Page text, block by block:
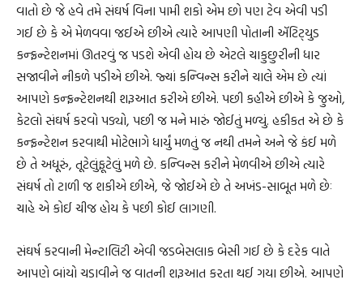
વાતો છે જે હવે તમે સંઘર્ષ વિના પામી શકો એમ છો પણ ટેવ એવી પડી
ગઈ છે કે એ મેળવવા જઈએ છીએ ત્યારે આપણી પોતાની ઍટિટ્‌યુડ
કન્ફ્રન્ટેશનમાં ઊતરવું જ પડશે એવી હોય છે એટલે ચાકુછુરીની ધાર
સજાવીને નીકળે પડીએ છીએ. જ્યાં કન્વિન્સ કરીને ચાલે એમ છે ત્યાં
આપણે કન્ફ્રન્ટેશનથી શરૂઆત કરીએ છીએ. પછી કહીએ છીએ કે જુઓ,
કેટલો સંઘર્ષ કરવો પડ્યો, પછી જ મને મારું જોઈતું મળ્યું. હકીકત એ છે કે
કન્ફ્રન્ટેશન કરવાથી મોટેભાગે ધાર્યું મળતું જ નથી તમને અને જે કંઈ મળે
છે તે અધૂરું, તૂટેલુંફૂટેલું મળે છે. કન્વિન્સ કરીને મેળવીએ છીએ ત્યારે
સંઘર્ષ તો ટાળી જ શકીએ છીએ, જે જોઈએ છે તે અખંડ-સાબૂત મળે છેઃ
ચાહે એ કોઈ ચીજ હોય કે પછી કોઈ લાગણી.
સંઘર્ષ કરવાની મેન્ટાલિટી એવી જડબેસલાક બેસી ગઈ છે કે દરેક વાતે
આપણે બાંયો ચડાવીને જ વાતની શરૂઆત કરતા થઈ ગયા છીએ. આપણે